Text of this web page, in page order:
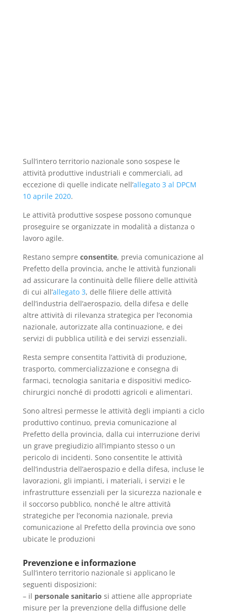
Sull’intero territorio nazionale sono sospese le
attività produttive industriali e commerciali, ad
eccezione di quelle indicate nell’allegato 3 al DPCM
10 aprile 2020.
Le attività produttive sospese possono comunque
proseguire se organizzate in modalità a distanza o
lavoro agile.
Restano sempre consentite, previa comunicazione al
Prefetto della provincia, anche le attività funzionali
ad assicurare la continuità delle filiere delle attività
di cui all’allegato 3, delle filiere delle attività
dell’industria dell’aerospazio, della difesa e delle
altre attività di rilevanza strategica per l’economia
nazionale, autorizzate alla continuazione, e dei
servizi di pubblica utilità e dei servizi essenziali.
Resta sempre consentita l’attività di produzione,
trasporto, commercializzazione e consegna di
farmaci, tecnologia sanitaria e dispositivi medico-
chirurgici nonché di prodotti agricoli e alimentari.
Sono altresì permesse le attività degli impianti a ciclo
produttivo continuo, previa comunicazione al
Prefetto della provincia, dalla cui interruzione derivi
un grave pregiudizio all’impianto stesso o un
pericolo di incidenti. Sono consentite le attività
dell’industria dell’aerospazio e della difesa, incluse le
lavorazioni, gli impianti, i materiali, i servizi e le
infrastrutture essenziali per la sicurezza nazionale e
il soccorso pubblico, nonché le altre attività
strategiche per l’economia nazionale, previa
comunicazione al Prefetto della provincia ove sono
ubicate le produzioni
Prevenzione e informazione
Sull’intero territorio nazionale si applicano le
seguenti disposizioni:
– il personale sanitario si attiene alle appropriate
misure per la prevenzione della diffusione delle